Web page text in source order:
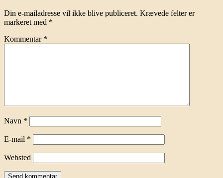
Din e-mailadresse vil ikke blive publiceret. Krævede felter er
markeret med *
Kommentar *
Navn *
E-mail *
Websted